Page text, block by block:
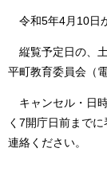
令和5年4月10日
縦覧予定日の、
平町教育委員会（
キャンセル・日
く7開庁日前まで
連絡ください。